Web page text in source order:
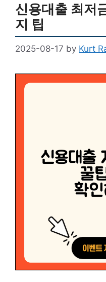
신용대출 최저
지 팁
2025-08-17 by Kurt